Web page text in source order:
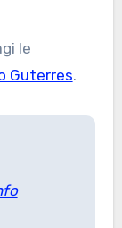
le
Guterres.